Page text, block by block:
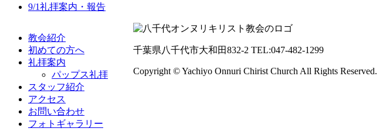
9/1礼拝案内・報告
教会紹介
初めての方へ
礼拝案内
パップス礼拝
スタッフ紹介
アクセス
お問い合わせ
フォトギャラリー
千葉県八千代市大和田832-2 TEL:047-482-1299
Copyright © Yachiyo Onnuri Chirist Church All Rights Reserved.